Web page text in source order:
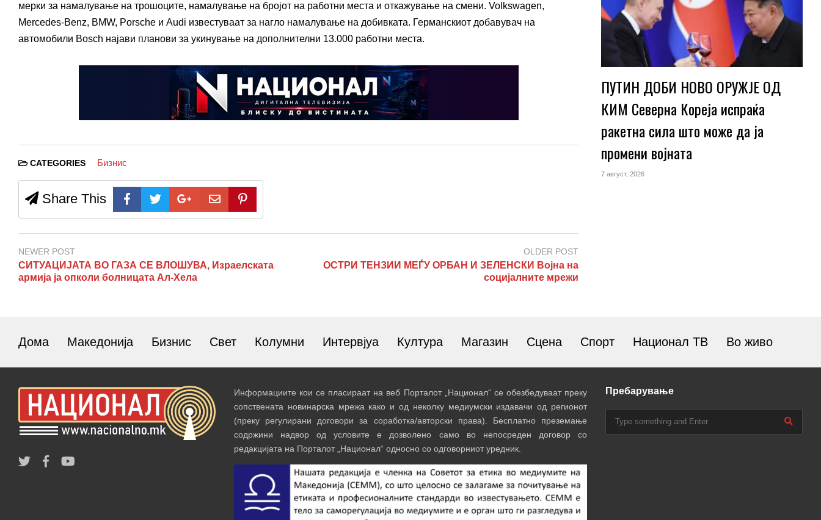
мерки за намалување на трошоците, намалување на бројот на работни места и откажување на смени. Volkswagen,
Mercedes-Benz, BMW, Porsche и Audi известуваат за нагло намалување на добивката. Германскиот добавувач на
автомобили Bosch најави планови за укинување на дополнителни 13.000 работни места.
CATEGORIES Бизнис
Share This
NEWER POST
СИТУАЦИЈАТА ВО ГАЗА СЕ ВЛОШУВА, Израелската
армија ја опколи болницата Ал-Хела
OLDER POST
ОСТРИ ТЕНЗИИ МЕЃУ ОРБАН И ЗЕЛЕНСКИ Војна на
социјалните мрежи
ПУТИН ДОБИ НОВО ОРУЖЈЕ ОД
КИМ Северна Кореја испраќа
ракетна сила што може да ја
промени војната
7 август, 2026
Дома Македонија Бизнис Свет Колумни Интервјуа Култура Магазин Сцена Спорт Национал ТВ Во живо
Информациите кои се пласираат на веб Порталот „Национал“ се обезбедуваат преку
сопствената новинарска мрежа како и од неколку медиумски издавачи од регионот
(преку регулирани договори за соработка/авторски права). Бесплатно преземање
содржини надвор од условите е дозволено само во непосреден договор со
редакцијата на Порталот „Национал“ односно со одговорниот уредник.
Пребарување